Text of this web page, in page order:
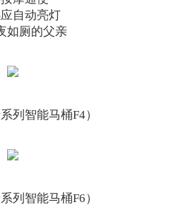
自动亮灯
如厕的父亲
列智能马桶F4）
列智能马桶F6）